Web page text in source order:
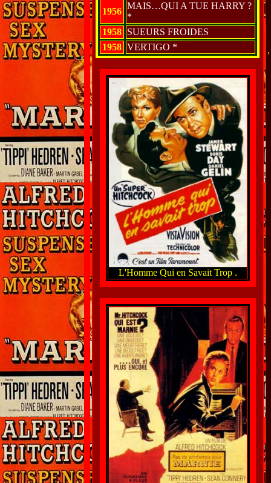
1956
MAIS…QUI A TUE HARRY ?
*
1958 SUEURS FROIDES
1958 VERTIGO *
L'Homme Qui en Savait Trop .